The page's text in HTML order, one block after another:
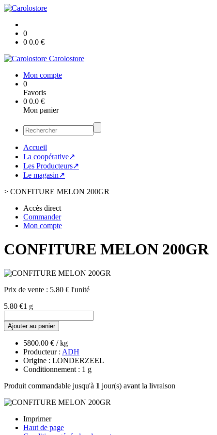
0
0 0.0 €
Carolostore
Mon compte
0
Favoris
0 0.0 €
Mon panier
Accueil
La coopérative↗
Les Producteurs↗
Le magasin↗
> CONFITURE MELON 200GR
Accès direct
Commander
Mon compte
CONFITURE MELON 200GR
Prix de vente : 5.80 € l'unité
5.80 €1 g
Ajouter au panier
5800.00 € / kg
Producteur : ADH
Origine : LONDERZEEL
Conditionnement : 1 g
Produit commandable jusqu'à 1 jour(s) avant la livraison
Imprimer
Haut de page